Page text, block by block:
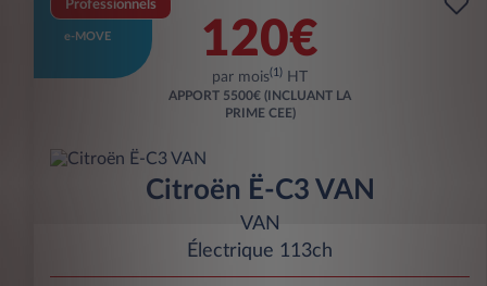
Professionnels
e-MOVE 120€
par mois(1) HT
APPORT 5500€ (INCLUANT LA
PRIME CEE)
Citroën Ë-C3 VAN
VAN
Électrique 113ch